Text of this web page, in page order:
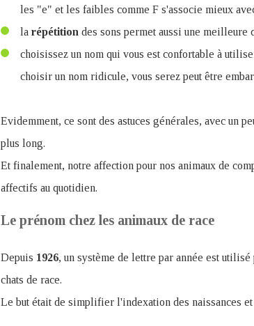
les "e" et les faibles comme F s'associe mieux
la répétition des sons permet aussi une
choisissez un nom qui vous est confortable à
choisir un nom ridicule, vous serez peut être
Evidemment, ce sont des astuces générales, avec un
plus long.
Et finalement, notre affection pour nos animaux de
affectifs au quotidien.
Le prénom chez les animaux de race
Depuis 1926, un système de lettre par année est utilisé
chats de race.
Le but était de simplifier l'indexation des naissances